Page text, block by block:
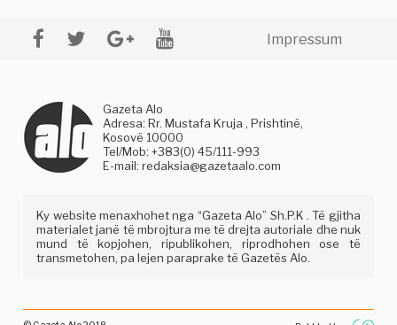
Impressum
Gazeta Alo
Adresa: Rr. Mustafa Kruja , Prishtinë,
Kosovë 10000
Tel/Mob: +383(0) 45/111-993
E-mail:redaksia@gazetaalo.com
Ky website menaxhohet nga “Gazeta Alo” Sh.P.K . Të gjitha
materialet janë të mbrojtura me të drejta autoriale dhe nuk
mund të kopjohen, ripublikohen, riprodhohen ose të
transmetohen, pa lejen paraprake të Gazetës Alo.